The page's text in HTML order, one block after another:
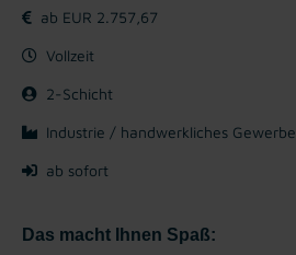
ab EUR 2.757,67
Vollzeit
2-Schicht
Industrie / handwerkliches Gewerbe
ab sofort
Das macht Ihnen Spaß: